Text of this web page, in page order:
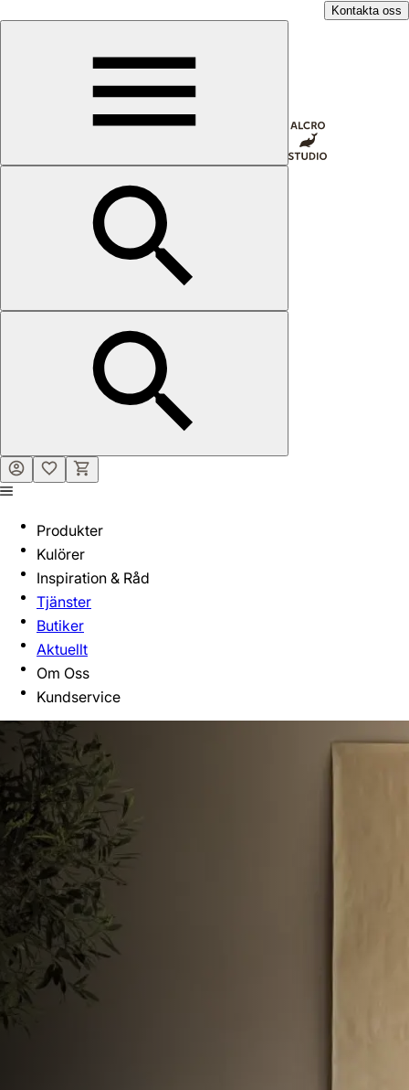
Kontakta oss
Produkter
Kulörer
Inspiration & Råd
Tjänster
Butiker
Aktuellt
Om Oss
Kundservice